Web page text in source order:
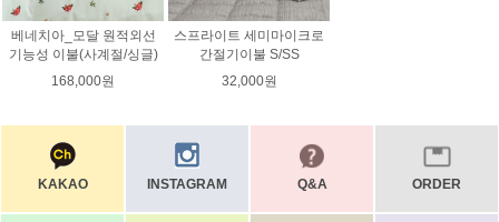
베네치아_모달 원적외선
기능성 이불(사계절/싱글)
168,000원
스프라이트 세미마이크로
간절기이불 S/SS
32,000원
KAKAO INSTAGRAM Q&A ORDER